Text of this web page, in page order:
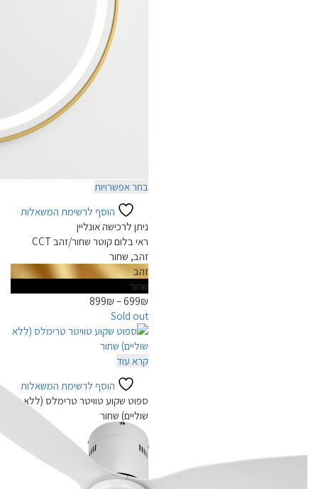
בחר אפשרויות
יש
מספר
סוגים.
האפשרויות
המוצר
הוסף לרשימת המשאלות
ניתן לרכישה אונליין
ראי בלום קוטר שחור/זהב CCT
זהב, שחור
זהב
שחור
699₪
–
899₪
Sold out
קרא עוד
הוסף לרשימת המשאלות
ספוט שקוע טוויטר טרימלס (ללא
שוליים) שחור